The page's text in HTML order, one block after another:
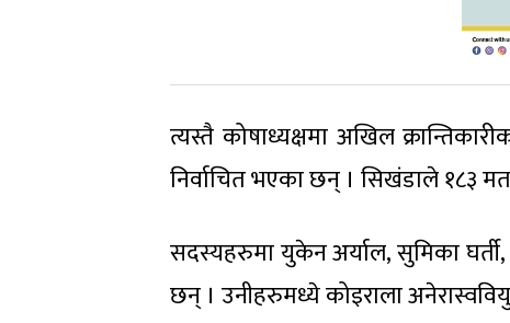
त्यस्तै कोषाध्यक्षमा अखिल
निर्वाचित भएका छन् । सिखंडाले १८३
सदस्यहरुमा युकेन अर्याल, सुमिका घर्ती,
छन् । उनीहरुमध्ये कोइराला